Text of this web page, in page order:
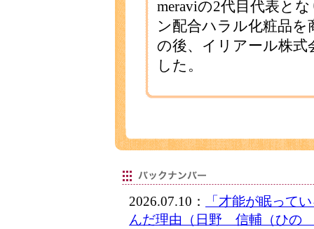
meraviの2代目代表と
ン配合ハラル化粧品
の後、イリアール株式
した。
2026.07.10：
「才能が眠って
んだ理由（日野 信輔（ひの